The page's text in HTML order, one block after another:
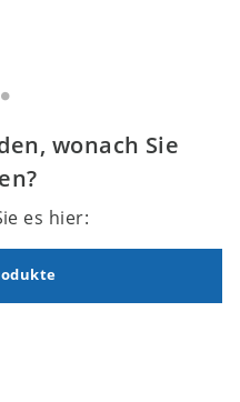
wonach Sie
es hier: